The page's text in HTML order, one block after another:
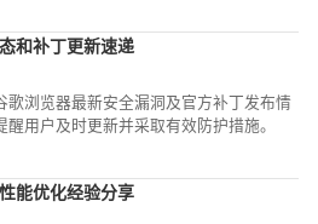
和补丁更新速递
歌浏览器最新安全漏洞及官方补丁发布情
醒用户及时更新并采取有效防护措施。
能优化经验分享